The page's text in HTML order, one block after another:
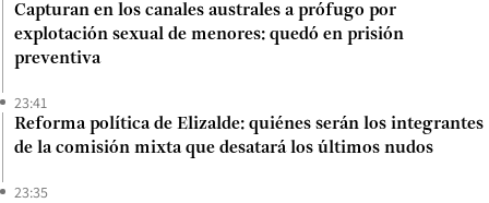
Capturan en los canales australes a prófugo por
explotación sexual de menores: quedó en prisión
preventiva
23:41
Reforma política de Elizalde: quiénes serán los integrantes
de la comisión mixta que desatará los últimos nudos
23:35